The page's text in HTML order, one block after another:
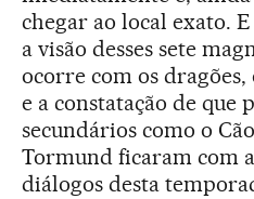
chegar ao local exato.
a visão desses sete
ocorre com os
e a constatação de que
secundários como o
Tormund ficaram com
diálogos desta